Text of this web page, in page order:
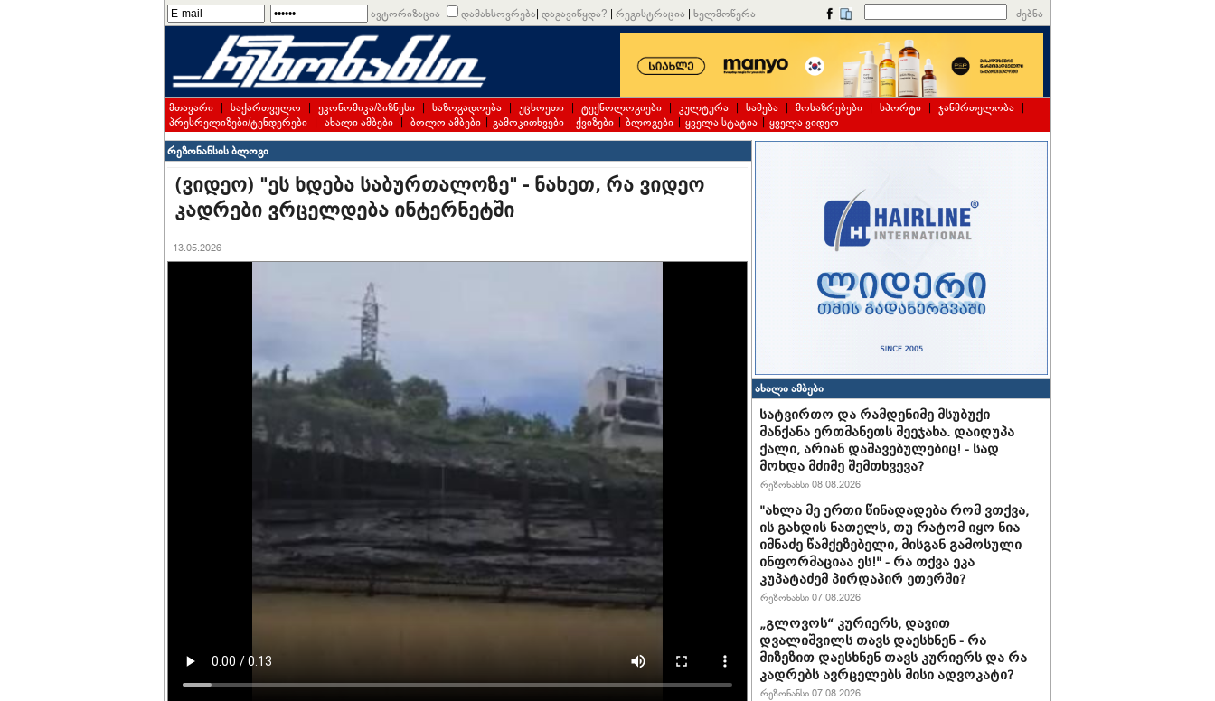
ავტორიზაცია დამახსოვრება| დაგავიწყდა? | რეგისტრაცია | ხელმოწერა ძებნა
მთავარი | საქართველო | ეკონომიკა/ბიზნესი | საზოგადოება | უცხოეთი | ტექნოლოგიები | კულტურა | სამება | მოსაზრებები | სპორტი | ჯანმრთელობა |
პრესრელიზები/ტენდერები | ახალი ამბები | ბოლო ამბები | გამოკითხვები | ქვიზები | ბლოგები | ყველა სტატია | ყველა ვიდეო
რეზონანსის ბლოგი
(ვიდეო) "ეს ხდება საბურთალოზე" - ნახეთ, რა ვიდეო
კადრები ვრცელდება ინტერნეტში
13.05.2026
ახალი ამბები
სატვირთო და რამდენიმე მსუბუქი
მანქანა ერთმანეთს შეეჯახა. დაიღუპა
ქალი, არიან დაშავებულებიც! - სად
მოხდა მძიმე შემთხვევა?
რეზონანსი 08.08.2026
"ახლა მე ერთი წინადადება რომ ვთქვა,
ის გახდის ნათელს, თუ რატომ იყო ნია
იმნაძე წამქეზებელი, მისგან გამოსული
ინფორმაციაა ეს!" - რა თქვა ეკა
კუპატაძემ პირდაპირ ეთერში?
რეზონანსი 07.08.2026
„გლოვოს“ კურიერს, დავით
დვალიშვილს თავს დაესხნენ - რა
მიზეზით დაესხნენ თავს კურიერს და რა
კადრებს ავრცელებს მისი ადვოკატი?
რეზონანსი 07.08.2026